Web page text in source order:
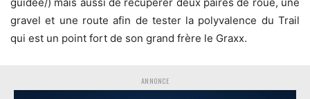
gravel et une route afin de tester la polyvalence du Trail
qui est un point fort de son grand frère le Graxx.
ANNONCE